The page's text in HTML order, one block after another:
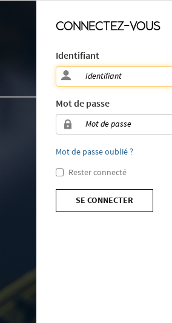
CONNECTEZ-VOUS
Identifiant
Mot de passe
Mot de passe oublié ?
Rester connecté
SE CONNECTER